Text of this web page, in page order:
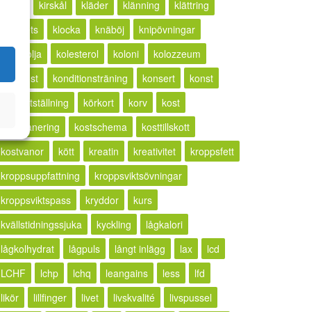
kirskål kläder klänning
klättring
klickhets
klocka knäböj
knipövningar
kokosolja
kolesterol koloni
kolozzeum
kompost
konditionsträning konsert
konst
konstutställning
körkort korv
kost
kostplanering
kostschema
kosttillskott
kostvanor
kött kreatin kreativitet
kroppsfett
kroppsuppfattning
kroppsviktsövningar
kroppsviktspass
kryddor
kurs
kvällstidningssjuka
kyckling
lågkalori
lågkolhydrat
lågpuls långt inlägg lax
lcd
LCHF
lchp lchq leangains less
lfd
likör
lillfinger livet livskvalité livspussel